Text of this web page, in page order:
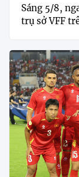
Sáng 5/8,
trụ sở VFF